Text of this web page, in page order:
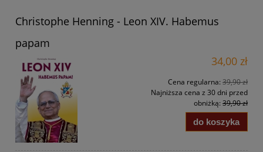
Christophe Henning - Leon XIV. Habemus
papam
34,00 zł
Cena regularna: 39,90 zł
Najniższa cena z 30 dni przed
obniżką: 39,90 zł
do koszyka